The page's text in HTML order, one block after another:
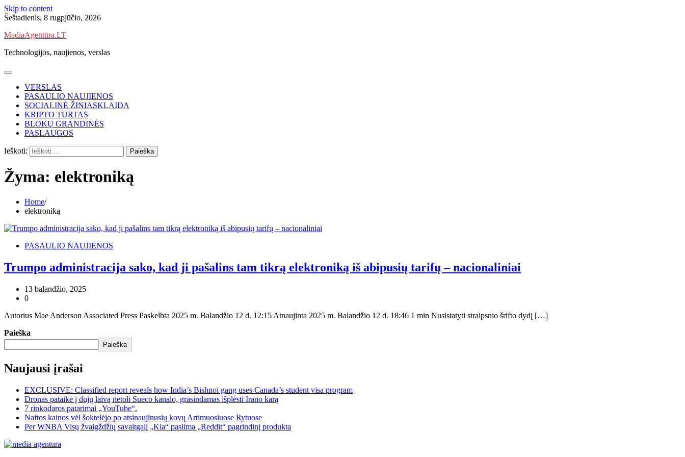
Skip to content
Šeštadienis, 8 rugpjūčio, 2026
MediaAgentūra.LT
Technologijos, naujienos, verslas
VERSLAS
PASAULIO NAUJIENOS
SOCIALINĖ ŽINIASKLAIDA
KRIPTO TURTAS
BLOKŲ GRANDINĖS
PASLAUGOS
Ieškoti:
Žyma: elektroniką
Home
elektroniką
PASAULIO NAUJIENOS
Trumpo administracija sako, kad ji pašalins tam tikrą elektroniką iš abipusių tarifų – nacionaliniai
13 balandžio, 2025
0
Autorius Mae Anderson Associated Press Paskelbta 2025 m. Balandžio 12 d. 12:15 Atnaujinta 2025 m. Balandžio 12 d. 18:46 1 min Nusistatyti straipsnio šrifto dydį […]
Paieška
Paieška
Naujausi įrašai
EXCLUSIVE: Classified report reveals how India’s Bishnoi gang uses Canada’s student visa program
Dronas pataikė į dujų laivą netoli Sueco kanalo, grasindamas išplėsti Irano karą
7 rinkodaros patarimai „YouTube“.
Naftos kainos vėl šoktelėjo po atsinaujinusių kovų Artimuosiuose Rytuose
Per WNBA Visų žvaigždžių savaitgalį „Kia“ pasiima „Reddit“ pagrindinį produktą